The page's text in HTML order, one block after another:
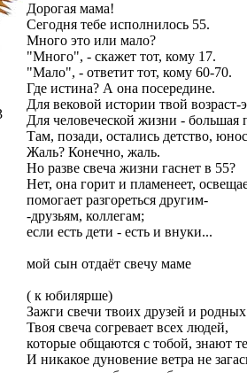
Дорогая мама!
Сегодня тебе исполнилось 55.
Много это или мало?
"Много", - скажет тот, кому 17.
"Мало", - ответит тот, кому 60-70.
Где истина? А она посередине.
Для вековой истории твой возраст-
Для человеческой жизни - большая
Там, позади, остались детство,
Жаль? Конечно, жаль.
Но разве свеча жизни гаснет в 55?
Нет, она горит и пламенеет,
помогает разгореться другим-
-друзьям, коллегам;
если есть дети - есть и внуки...
мой сын отдаёт свечу маме
( к юбилярше)
Зажги свечи твоих друзей и
Твоя свеча согревает всех людей,
которые общаются с тобой, знают
И никакое дуновение ветра не